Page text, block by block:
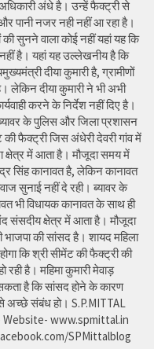
अंधे है। उन्हें फैक्ट्री से
पानी नजर नही नहीं आ रहा है।
सुनने वाला कोई नहीं यहां यह कि
है। यहां यह उल्लेखनीय है कि
दीया कुमारी है, ग्रामीणों
लेकिन दीया कुमारी ने भी अभी
करने के निर्देश नहीं दिए है।
के पुलिस और जिला प्रशासन
फैक्ट्री जिस अंधेरी देवरी गांव में
क्षेत्र में आता है। मौजूदा समय में
सिंह कानावत है, लेकिन कानावत
सुनाई नहीं दे रही। ब्यावर के
भी विधायक कानावत के साथ ही
संसदीय क्षेत्र में आता है। मौजूदा
भाजपा की सांसद है। शायद महिला
कि श्री सीमेंट की फैक्ट्री की
रही है। महिमा कुमारी मेवाड़
है कि सांसद होने के कारण
अच्छे संबंध हो। S.P.MITTAL
Website- www.spmittal.in
SPMittalblog